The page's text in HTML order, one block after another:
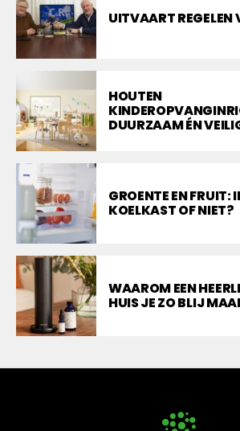
UITVAART REGELEN
HOUTEN
DUURZAAM ÉN
GROENTE EN FRUIT:
KOELKAST OF NIET?
WAAROM EEN
HUIS JE ZO BLIJ